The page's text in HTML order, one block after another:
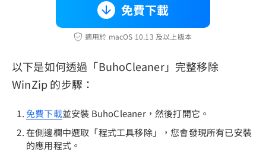
免費下載
適用於 macOS 10.13 及以上版本
以下是如何透過「BuhoCleaner」完整移除
WinZip 的步驟：
免費下載並安裝 BuhoCleaner，然後打開它。
在側邊欄中選取「程式工具移除」，您會發現所有已安裝
的應用程式。